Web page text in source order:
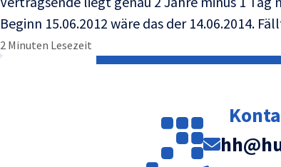
Beginn 15.06.2012 wäre das der 14.06.2014.
2 Minuten Lesezeit